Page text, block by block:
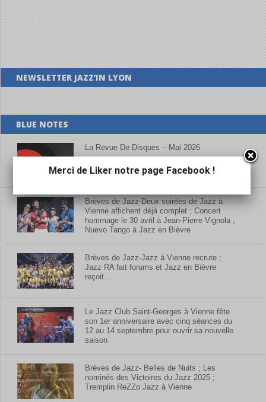
NEWSLETTER JAZZ’IN LYON
BLUE NOTES
La Revue De Disques – Mai 2026
Brèves de Jazz-Deux soirées de Jazz à
Vienne affichent déjà complet ; Concert
hommage le 30 avril à Jean-Pierre Vignola ;
Nuevo Tango à Jazz en Bièvre
Brèves de Jazz-Jazz à Vienne recrute ;
Jazz RA fait forums et Jazz en Bièvre
reçoit…
Le Jazz Club Saint-Georges à Vienne fête
son 1er anniversaire avec cinq séances du
12 au 14 septembre pour ouvrir sa nouvelle
saison
Brèves de Jazz- Belles de Nuits ; Les
nominés des Victoires du Jazz 2025 ;
Tremplin ReZZo Jazz à Vienne
Merci de Liker notre page Facebook !